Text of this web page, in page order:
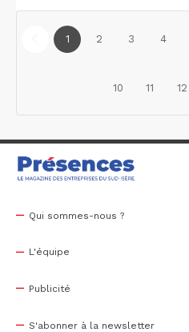
1 2 3 4
10 11 12
Qui sommes-nous ?
L'équipe
Publicité
S'abonner à la newsletter